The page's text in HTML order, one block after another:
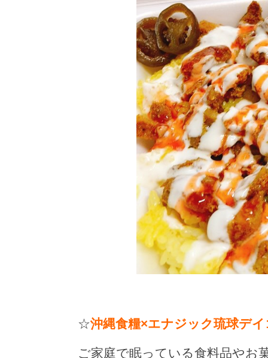
☆沖縄食糧×エナジック琉球デ
ご家庭で眠っている食料品やお